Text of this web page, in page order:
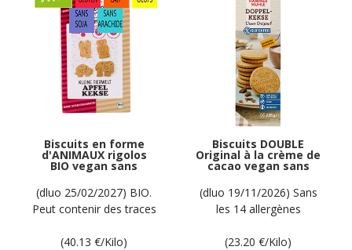
Biscuits en forme
d'ANIMAUX rigolos
BIO vegan sans
gluten sans lait sans
oeufs sans soja sans
arachide Werz : 150
grammes
(dluo 25/02/2027) BIO.
Peut contenir des traces
d'autres traces
(40.13 €/Kilo)
Biscuits DOUBLE
Original à la crème de
cacao vegan sans
allergènes
Hammermülhe : 225
grammes
(dluo 19/11/2026) Sans
les 14 allergènes
(23.20 €/Kilo)